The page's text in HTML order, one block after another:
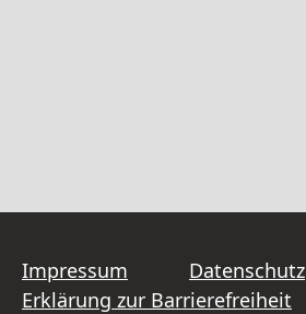
Impressum
Datenschutz
Erklärung zur Barrierefreiheit